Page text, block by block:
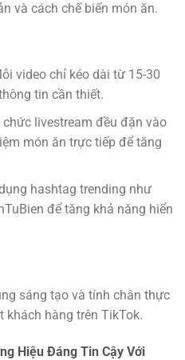
và cách chế biến món ăn.
video chỉ kéo dài từ 15-30
tin cần thiết.
chức livestream đều đặn vào
món ăn trực tiếp để tăng
hashtag trending như
để tăng khả năng hiển
sáng tạo và tính chân thực
khách hàng trên TikTok.
Hiệu Đáng Tin Cậy Với